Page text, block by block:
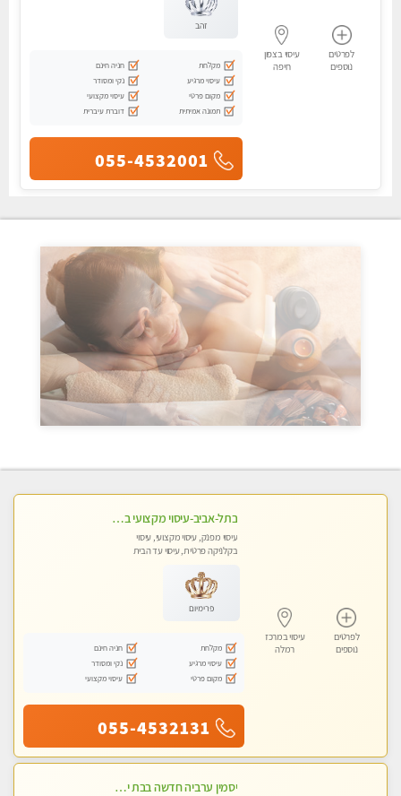
לפרטים
נוספים
עיסוי בצפון
חיפה
זהב
מקלחת
חניה חינם
עיסוי מרגיע
נקי ומסודר
מקום פרטי
עיסוי מקצועי
תמונה אמיתית
דוברת עיברית
055-4532001
לפרטים
נוספים
עיסוי במרכז
רמלה
בתל-אביב-עיסוי מקצועי ברמה אחת מעל הכולל אבנים חמות רקמות עמוק בשילוב של כל סוגי העיסוי.
עיסוי מפנק, עיסוי מקצועי, עיסוי
בקלניקה פרטית, עיסוי עד הבית
פרימיום
מקלחת
חניה חינם
עיסוי מרגיע
נקי ומסודר
מקום פרטי
עיסוי מקצועי
055-4532131
יסמין ערביה חדשה בבת ים חדש חדש .כל סוגי העיסויים במקום הכי מושלם בעיר בת ים . highly recommended..new in the city